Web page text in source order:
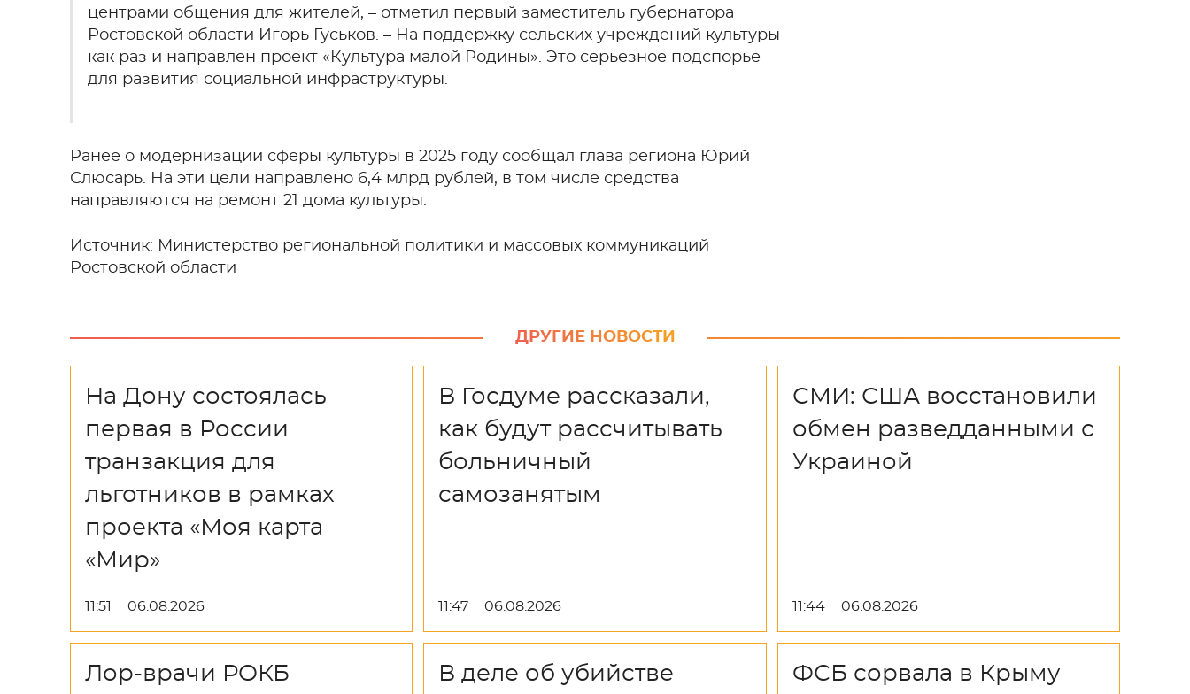
центрами общения для жителей, – отметил первый заместитель губернатора
Ростовской области Игорь Гуськов. – На поддержку сельских учреждений культуры
как раз и направлен проект «Культура малой Родины». Это серьезное подспорье
для развития социальной инфраструктуры.
Ранее о модернизации сферы культуры в 2025 году сообщал глава региона Юрий
Слюсарь. На эти цели направлено 6,4 млрд рублей, в том числе средства
направляются на ремонт 21 дома культуры.
Источник: Министерство региональной политики и массовых коммуникаций
Ростовской области
ДРУГИЕ НОВОСТИ
На Дону состоялась
первая в России
транзакция для
льготников в рамках
проекта «Моя карта
«Мир»
11:51 06.08.2026
В Госдуме рассказали,
как будут рассчитывать
больничный
самозанятым
11:47 06.08.2026
СМИ: США восстановили
обмен разведданными с
Украиной
11:44 06.08.2026
Лор-врачи РОКБ
В деле об убийстве
ФСБ сорвала в Крыму